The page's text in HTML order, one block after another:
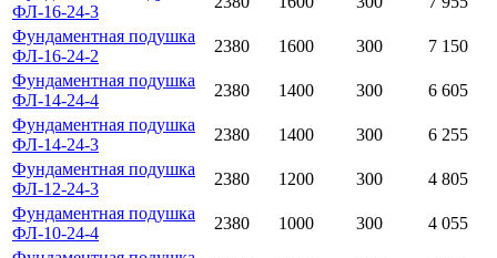
ФЛ-16-24-3
Фундаментная подушка
ФЛ-16-24-2
2380 1600 300
7 150
Фундаментная подушка
ФЛ-14-24-4
2380 1400 300
6 605
Фундаментная подушка
ФЛ-14-24-3
2380 1400 300
6 255
Фундаментная подушка
ФЛ-12-24-3
2380 1200 300
4 805
Фундаментная подушка
ФЛ-10-24-4
2380 1000 300
4 055